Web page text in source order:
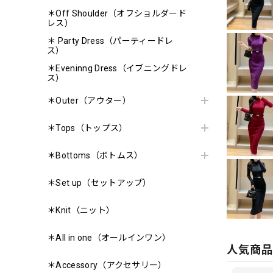
＊Off Shoulder（オフショルダード
レス）
＊ Party Dress（パーティードレ
ス）
＊Eveninng Dress（イブニングドレ
ス）
＊Outer（アウター）
＊Tops（トップス）
＊Bottoms（ボトムス）
＊Set up（セットアップ）
＊Knit（ニット）
＊All in one（オールインワン）
＊Accessory（アクセサリー）
人気商品